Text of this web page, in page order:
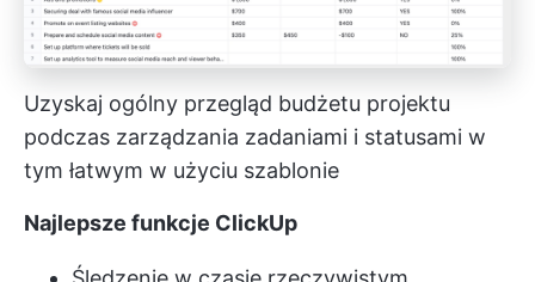
Uzyskaj ogólny przegląd budżetu projektu
podczas zarządzania zadaniami i statusami w
tym łatwym w użyciu szablonie
Najlepsze funkcje ClickUp